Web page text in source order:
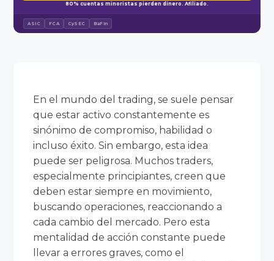
80% cuentas minoristas pierden dinero. Afiliado.
ASIC FCA CySEC BaFin
En el mundo del trading, se suele pensar
que estar activo constantemente es
sinónimo de compromiso, habilidad o
incluso éxito. Sin embargo, esta idea
puede ser peligrosa. Muchos traders,
especialmente principiantes, creen que
deben estar siempre en movimiento,
buscando operaciones, reaccionando a
cada cambio del mercado. Pero esta
mentalidad de acción constante puede
llevar a errores graves, como el